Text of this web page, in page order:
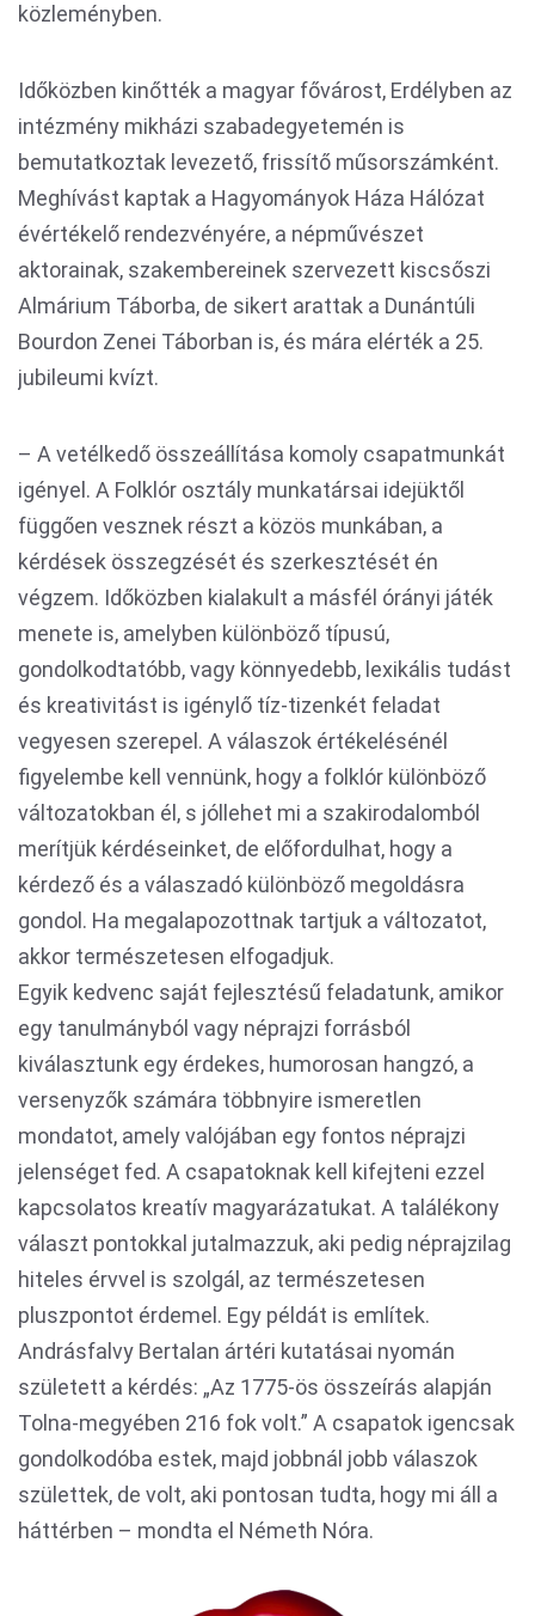
közleményben.
Időközben kinőtték a magyar fővárost, Erdélyben az
intézmény mikházi szabadegyetemén is
bemutatkoztak levezető, frissítő műsorszámként.
Meghívást kaptak a Hagyományok Háza Hálózat
évértékelő rendezvényére, a népművészet
aktorainak, szakembereinek szervezett kiscsőszi
Almárium Táborba, de sikert arattak a Dunántúli
Bourdon Zenei Táborban is, és mára elérték a 25.
jubileumi kvízt.
– A vetélkedő összeállítása komoly csapatmunkát
igényel. A Folklór osztály munkatársai idejüktől
függően vesznek részt a közös munkában, a
kérdések összegzését és szerkesztését én
végzem. Időközben kialakult a másfél órányi játék
menete is, amelyben különböző típusú,
gondolkodtatóbb, vagy könnyedebb, lexikális tudást
és kreativitást is igénylő tíz-tizenkét feladat
vegyesen szerepel. A válaszok értékelésénél
figyelembe kell vennünk, hogy a folklór különböző
változatokban él, s jóllehet mi a szakirodalomból
merítjük kérdéseinket, de előfordulhat, hogy a
kérdező és a válaszadó különböző megoldásra
gondol. Ha megalapozottnak tartjuk a változatot,
akkor természetesen elfogadjuk.
Egyik kedvenc saját fejlesztésű feladatunk, amikor
egy tanulmányból vagy néprajzi forrásból
kiválasztunk egy érdekes, humorosan hangzó, a
versenyzők számára többnyire ismeretlen
mondatot, amely valójában egy fontos néprajzi
jelenséget fed. A csapatoknak kell kifejteni ezzel
kapcsolatos kreatív magyarázatukat. A találékony
választ pontokkal jutalmazzuk, aki pedig néprajzilag
hiteles érvvel is szolgál, az természetesen
pluszpontot érdemel. Egy példát is említek.
Andrásfalvy Bertalan ártéri kutatásai nyomán
született a kérdés: „Az 1775-ös összeírás alapján
Tolna-megyében 216 fok volt.” A csapatok igencsak
gondolkodóba estek, majd jobbnál jobb válaszok
születtek, de volt, aki pontosan tudta, hogy mi áll a
háttérben – mondta el Németh Nóra.